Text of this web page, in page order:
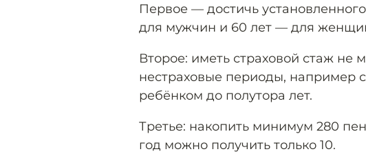
Первое — достичь
для мужчин и 60 лет — для
Второе: иметь страховой стаж не
нестраховые периоды, например
ребёнком до полутора лет.
Третье: накопить минимум 280
год можно получить только 10.